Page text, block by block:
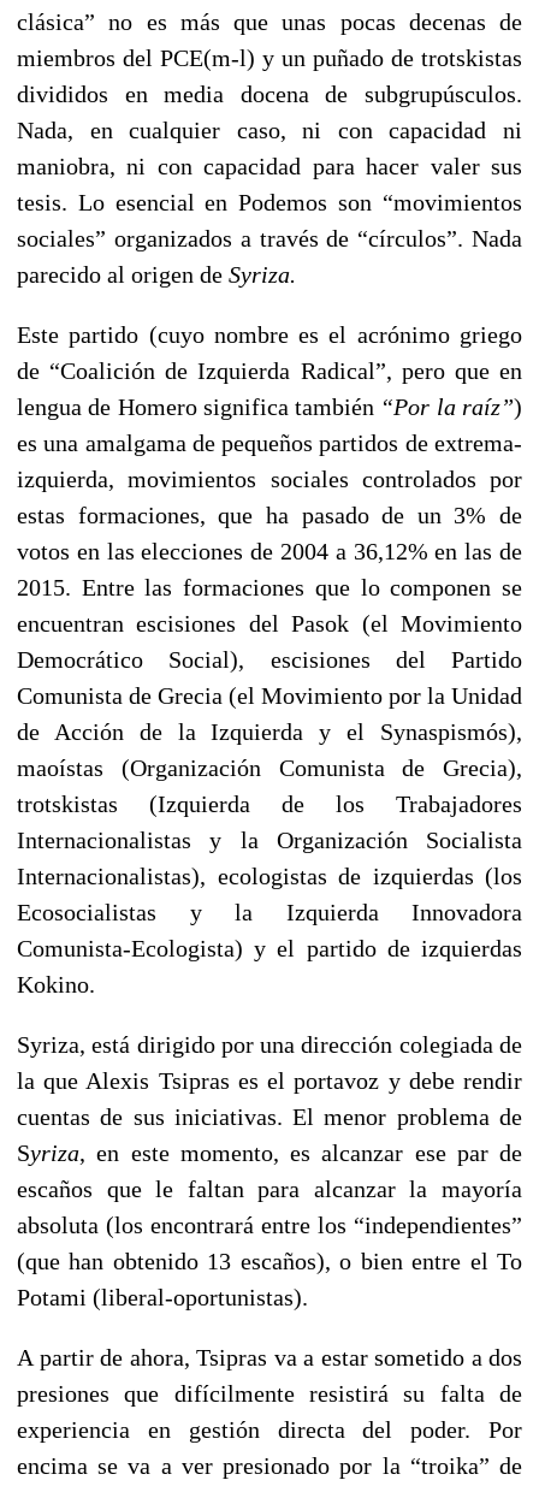
clásica” no es más que unas pocas decenas de
miembros del PCE(m-l) y un puñado de trotskistas
divididos en media docena de subgrupúsculos.
Nada, en cualquier caso, ni con capacidad ni
maniobra, ni con capacidad para hacer valer sus
tesis. Lo esencial en Podemos son “movimientos
sociales” organizados a través de “círculos”. Nada
parecido al origen de Syriza.
Este partido (cuyo nombre es el acrónimo griego
de “Coalición de Izquierda Radical”, pero que en
lengua de Homero significa también “Por la raíz”)
es una amalgama de pequeños partidos de extrema-
izquierda, movimientos sociales controlados por
estas formaciones, que ha pasado de un 3% de
votos en las elecciones de 2004 a 36,12% en las de
2015. Entre las formaciones que lo componen se
encuentran escisiones del Pasok (el Movimiento
Democrático Social), escisiones del Partido
Comunista de Grecia (el Movimiento por la Unidad
de Acción de la Izquierda y el Synaspismós),
maoístas (Organización Comunista de Grecia),
trotskistas (Izquierda de los Trabajadores
Internacionalistas y la Organización Socialista
Internacionalistas), ecologistas de izquierdas (los
Ecosocialistas y la Izquierda Innovadora
Comunista-Ecologista) y el partido de izquierdas
Kokino.
Syriza, está dirigido por una dirección colegiada de
la que Alexis Tsipras es el portavoz y debe rendir
cuentas de sus iniciativas. El menor problema de
Syriza, en este momento, es alcanzar ese par de
escaños que le faltan para alcanzar la mayoría
absoluta (los encontrará entre los “independientes”
(que han obtenido 13 escaños), o bien entre el To
Potami (liberal-oportunistas).
A partir de ahora, Tsipras va a estar sometido a dos
presiones que difícilmente resistirá su falta de
experiencia en gestión directa del poder. Por
encima se va a ver presionado por la “troika” de